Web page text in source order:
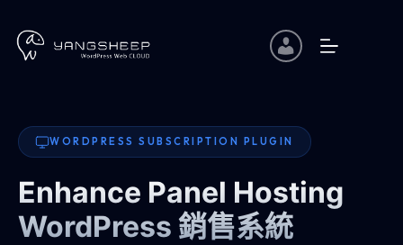
WORDPRESS SUBSCRIPTION PLUGIN
Enhance Panel Hosting
WordPress 銷售系統